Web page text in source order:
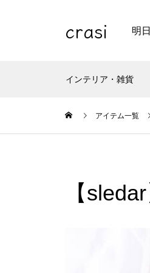
crasi 明
インテリア・雑貨
アイテム一覧
【